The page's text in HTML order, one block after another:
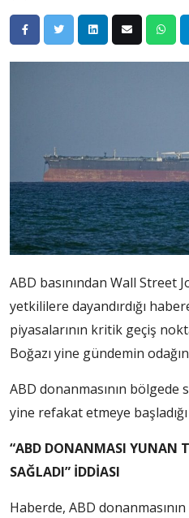
ABD basınından Wall Street
yetkililere dayandırdığı
piyasalarının kritik geçiş
Boğazı yine gündemin
ABD donanmasının
yine refakat etmeye
“ABD DONANMASI YUNAN
SAĞLADI” İDDİASI
Haberde, ABD donanmasının